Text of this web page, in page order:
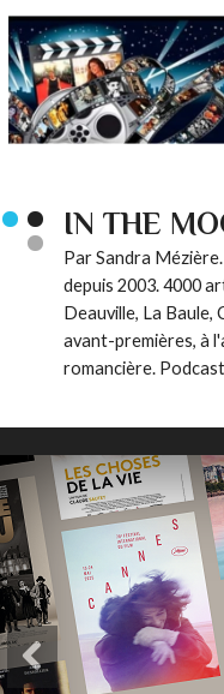
IN THE
Par Sandra
depuis 2003. 4000
Deauville, La Baule,
avant-premières, à
romancière.